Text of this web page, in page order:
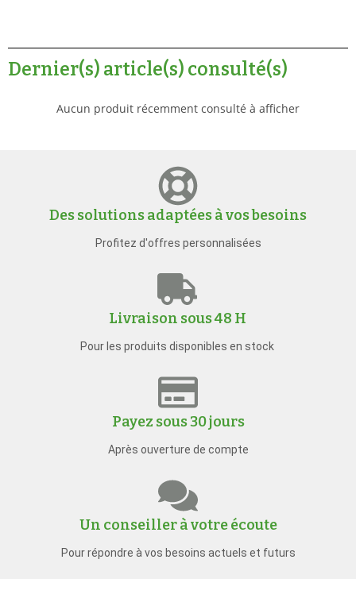
Dernier(s) article(s) consulté(s)
Aucun produit récemment consulté à afficher
Des solutions adaptées à vos besoins
Profitez d'offres personnalisées
Livraison sous 48 H
Pour les produits disponibles en stock
Payez sous 30 jours
Après ouverture de compte
Un conseiller à votre écoute
Pour répondre à vos besoins actuels et futurs